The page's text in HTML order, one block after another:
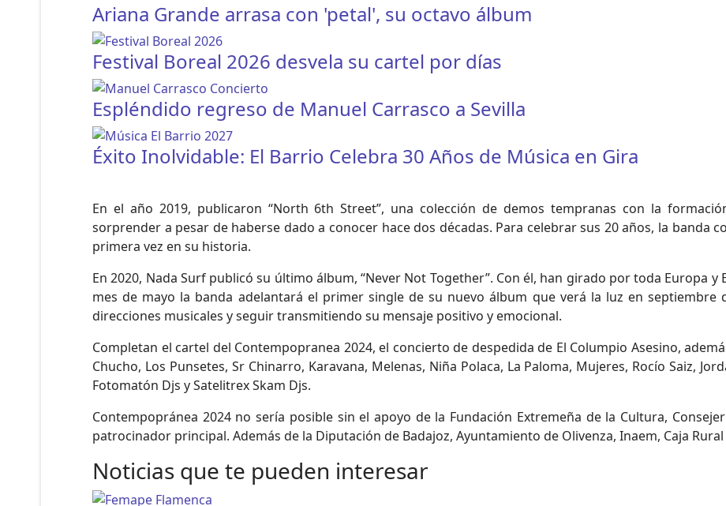
Ariana Grande arrasa con 'petal', su octavo álbum
Festival Boreal 2026 desvela su cartel por días
Espléndido regreso de Manuel Carrasco a Sevilla
Éxito Inolvidable: El Barrio Celebra 30 Años de Música en Gira
En el año 2019, publicaron “North 6th Street”, una colección de demos tempranas con la
sorprender a pesar de haberse dado a conocer hace dos décadas. Para celebrar sus 20 años, la banda
primera vez en su historia.
En 2020, Nada Surf publicó su último álbum, “Never Not Together”. Con él, han girado por toda Europa
mes de mayo la banda adelantará el primer single de su nuevo álbum que verá la luz en septiembre
direcciones musicales y seguir transmitiendo su mensaje positivo y emocional.
Completan el cartel del Contempopranea 2024, el concierto de despedida de El Columpio Asesino,
Chucho, Los Punsetes, Sr Chinarro, Karavana, Melenas, Niña Polaca, La Paloma, Mujeres, Rocío Saiz,
Fotomatón Djs y Satelitrex Skam Djs.
Contempopránea 2024 no sería posible sin el apoyo de la Fundación Extremeña de la Cultura,
patrocinador principal. Además de la Diputación de Badajoz, Ayuntamiento de Olivenza, Inaem, Caja
Noticias que te pueden interesar